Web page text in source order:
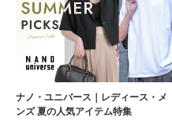
ナノ・ユニバース｜レディース・メ
ンズ 夏の人気アイテム特集